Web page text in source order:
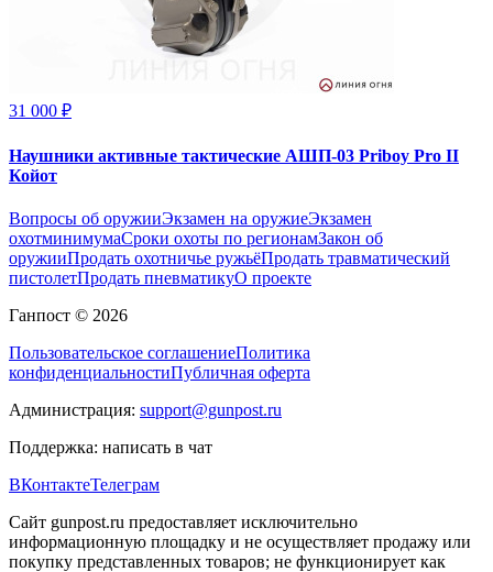
31 000 ₽
Наушники активные тактические АШП-03 Priboy Pro II
Койот
Вопросы об оружииЭкзамен на оружиеЭкзамен
охотминимумаСроки охоты по регионамЗакон об
оружииПродать охотничье ружьёПродать травматический
пистолетПродать пневматикуО проекте
Ганпост © 2026
Пользовательское соглашениеПолитика
конфиденциальностиПубличная оферта
Администрация: support@gunpost.ru
Поддержка: написать в чат
ВКонтактеТелеграм
Сайт gunpost.ru предоставляет исключительно
информационную площадку и не осуществляет продажу или
покупку представленных товаров; не функционирует как